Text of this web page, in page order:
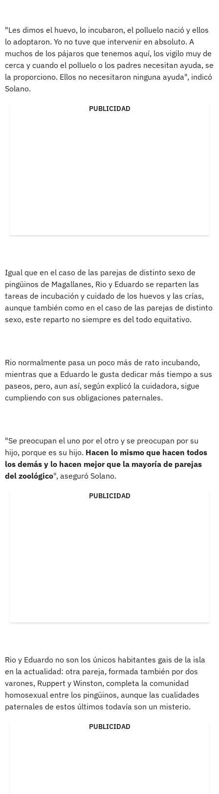
"Les dimos el huevo, lo incubaron, el polluelo nació y ellos
lo adoptaron. Yo no tuve que intervenir en absoluto. A
muchos de los pájaros que tenemos aquí, los vigilo muy de
cerca y cuando el polluelo o los padres necesitan ayuda, se
la proporciono. Ellos no necesitaron ninguna ayuda", indicó
Solano.
PUBLICIDAD
Igual que en el caso de las parejas de distinto sexo de
pingüinos de Magallanes, Rio y Eduardo se reparten las
tareas de incubación y cuidado de los huevos y las crías,
aunque también como en el caso de las parejas de distinto
sexo, este reparto no siempre es del todo equitativo.
Rio normalmente pasa un poco más de rato incubando,
mientras que a Eduardo le gusta dedicar más tiempo a sus
paseos, pero, aun así, según explicó la cuidadora, sigue
cumpliendo con sus obligaciones paternales.
"Se preocupan el uno por el otro y se preocupan por su
hijo, porque es su hijo. Hacen lo mismo que hacen todos
los demás y lo hacen mejor que la mayoría de parejas
del zoológico", aseguró Solano.
PUBLICIDAD
Rio y Eduardo no son los únicos habitantes gais de la isla
en la actualidad: otra pareja, formada también por dos
varones, Ruppert y Winston, completa la comunidad
homosexual entre los pingüinos, aunque las cualidades
paternales de estos últimos todavía son un misterio.
PUBLICIDAD